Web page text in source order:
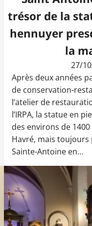
trésor de la
hennuyer
la
27/
Après deux années
de conservation-
l’atelier de
l’IRPA, la statue en
des environs de
Havré, mais toujours
Sainte-Antoine en…